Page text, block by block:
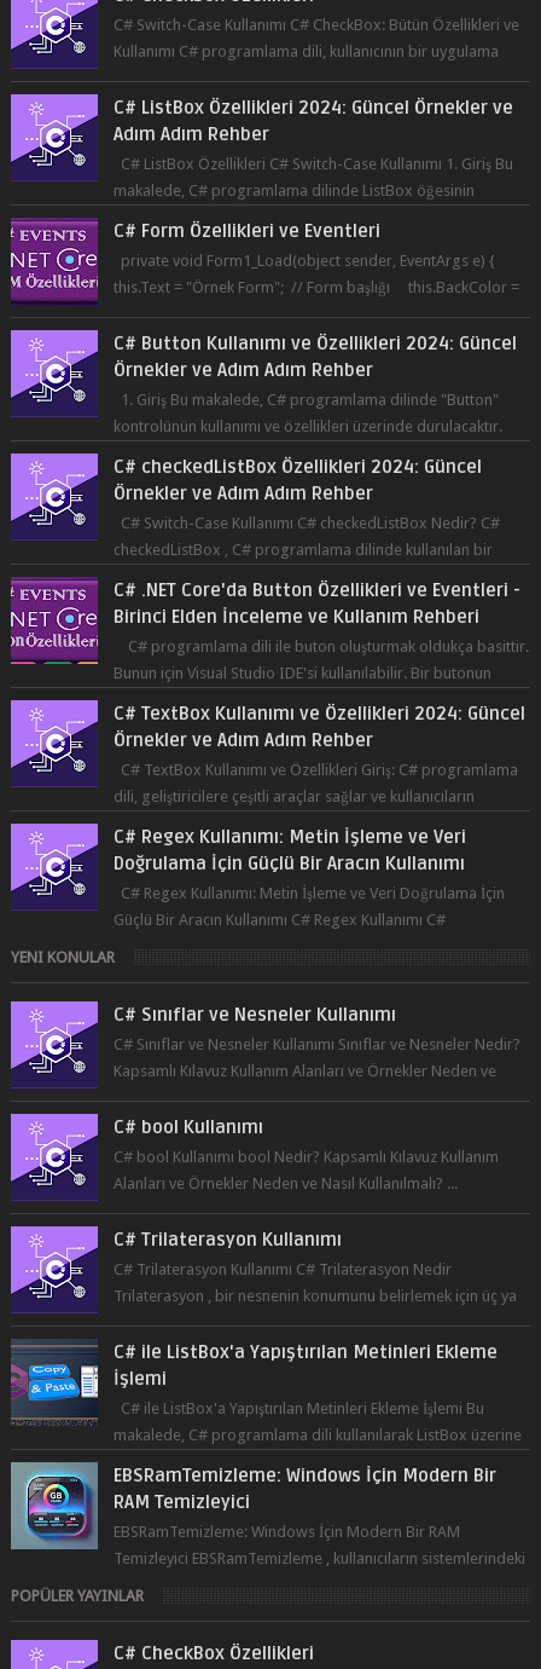
C# Switch-Case Kullanımı C# CheckBox: Bütün Özellikleri ve
Kullanımı C# programlama dili, kullanıcının bir uygulama
üzerinde seçim yapma...
C# ListBox Özellikleri 2024: Güncel Örnekler ve
Adım Adım Rehber
C# ListBox Özellikleri C# Switch-Case Kullanımı 1. Giriş Bu
makalede, C# programlama dilinde ListBox öğesinin
C# Form Özellikleri ve Eventleri
private void Form1_Load(object sender, EventArgs e) {
this.Text = "Örnek Form"; // Form başlığı this.BackColor =
Co...
C# Button Kullanımı ve Özellikleri 2024: Güncel
Örnekler ve Adım Adım Rehber
1. Giriş Bu makalede, C# programlama dilinde "Button"
kontrolünün kullanımı ve özellikleri üzerinde durulacaktır.
C# checkedListBox Özellikleri 2024: Güncel
Örnekler ve Adım Adım Rehber
C# Switch-Case Kullanımı C# checkedListBox Nedir? C#
checkedListBox , C# programlama dilinde kullanılan bir
C# .NET Core'da Button Özellikleri ve Eventleri -
Birinci Elden İnceleme ve Kullanım Rehberi
C# programlama dili ile buton oluşturmak oldukça basittir.
Bunun için Visual Studio IDE'si kullanılabilir. Bir butonun
C# TextBox Kullanımı ve Özellikleri 2024: Güncel
Örnekler ve Adım Adım Rehber
C# TextBox Kullanımı ve Özellikleri Giriş: C# programlama
dili, geliştiricilere çeşitli araçlar sağlar ve kullanıcıların
C# Regex Kullanımı: Metin İşleme ve Veri
Doğrulama İçin Güçlü Bir Aracın Kullanımı
C# Regex Kullanımı: Metin İşleme ve Veri Doğrulama İçin
Güçlü Bir Aracın Kullanımı C# Regex Kullanımı C#
programlama dilinde, düzenli ifad...
YENI KONULAR
C# Sınıflar ve Nesneler Kullanımı
C# Sınıflar ve Nesneler Kullanımı Sınıflar ve Nesneler Nedir?
Kapsamlı Kılavuz Kullanım Alanları ve Örnekler Neden ve
Nasıl ...
C# bool Kullanımı
C# bool Kullanımı bool Nedir? Kapsamlı Kılavuz Kullanım
Alanları ve Örnekler Neden ve Nasıl Kullanılmalı? ...
C# Trilaterasyon Kullanımı
C# Trilaterasyon Kullanımı C# Trilaterasyon Nedir
Trilaterasyon , bir nesnenin konumunu belirlemek için üç ya
da daha fazla refer...
C# ile ListBox'a Yapıştırılan Metinleri Ekleme
İşlemi
C# ile ListBox'a Yapıştırılan Metinleri Ekleme İşlemi Bu
makalede, C# programlama dili kullanılarak ListBox üzerine
EBSRamTemizleme: Windows İçin Modern Bir
RAM Temizleyici
EBSRamTemizleme: Windows İçin Modern Bir RAM
Temizleyici EBSRamTemizleme , kullanıcıların sistemlerindeki
RAM kullanı...
POPÜLER YAYINLAR
C# CheckBox Özellikleri